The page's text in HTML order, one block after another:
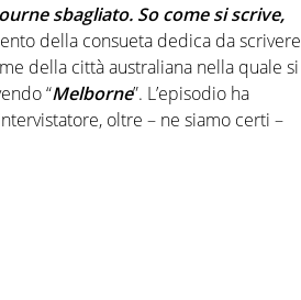
sbagliato. So come si scrive,
della consueta dedica da scrivere
della città australiana nella quale si
“Melborne”. L’episodio ha
oltre – ne siamo certi –